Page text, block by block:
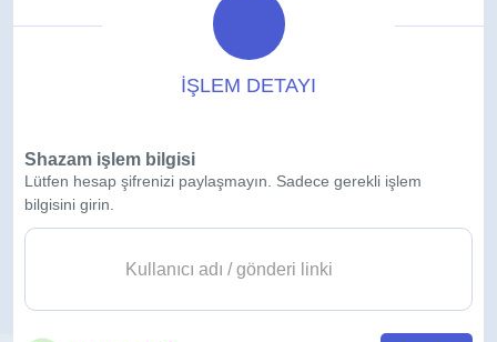
İŞLEM DETAYI
Shazam işlem bilgisi
Lütfen hesap şifrenizi paylaşmayın. Sadece gerekli işlem
bilgisini girin.